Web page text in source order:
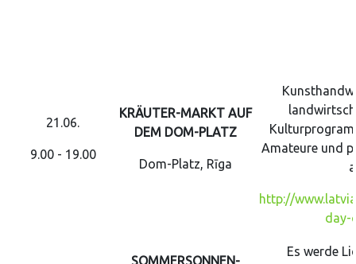
21.06.
9.00 - 19.00
KRÄUTER-MARKT AUF
DEM DOM-PLATZ
Dom-Platz, Rīga
Amateure und
http://
day-
SOMMERSONNEN-
Es werde